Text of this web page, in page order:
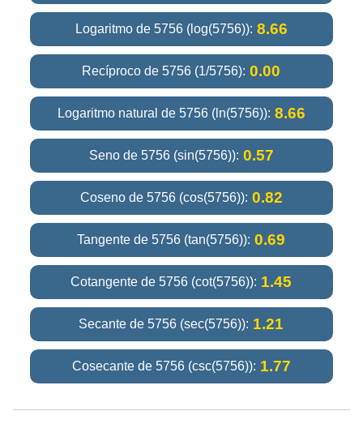
Logaritmo de 5756 (log(5756)): 8.66
Recíproco de 5756 (1/5756): 0.00
Logaritmo natural de 5756 (ln(5756)): 8.66
Seno de 5756 (sin(5756)): 0.57
Coseno de 5756 (cos(5756)): 0.82
Tangente de 5756 (tan(5756)): 0.69
Cotangente de 5756 (cot(5756)): 1.45
Secante de 5756 (sec(5756)): 1.21
Cosecante de 5756 (csc(5756)): 1.77